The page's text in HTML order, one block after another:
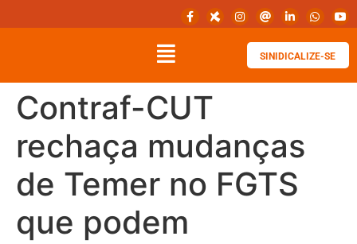
SINIDICALIZE-SE
Contraf-CUT
rechaça mudanças
de Temer no FGTS
que podem